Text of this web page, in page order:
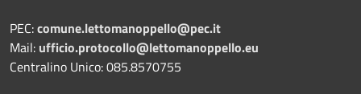
PEC:comune.lettomanoppello@pec.it
Mail: ufficio.protocollo@lettomanoppello.eu
Centralino Unico: 085.8570755